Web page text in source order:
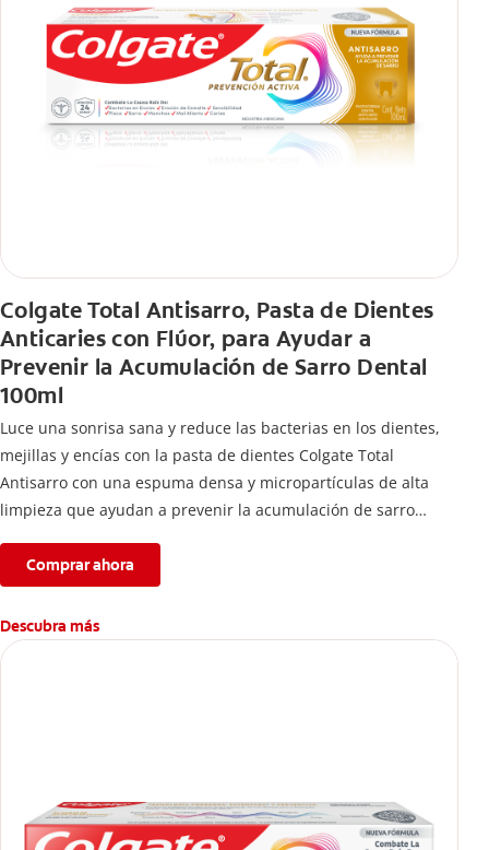
Colgate Total Antisarro, Pasta de Dientes
Anticaries con Flúor, para Ayudar a
Prevenir la Acumulación de Sarro Dental
100ml
Luce una sonrisa sana y reduce las bacterias en los dientes,
mejillas y encías con la pasta de dientes Colgate Total
Antisarro con una espuma densa y micropartículas de alta
limpieza que ayudan a prevenir la acumulación de sarro
Comprar ahora
Descubra más